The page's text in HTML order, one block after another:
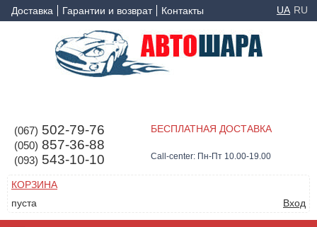
Доставка Гарантии и возврат Контакты UA RU
(067) 502-79-76
(050) 857-36-88
(093) 543-10-10
БЕСПЛАТНАЯ ДОСТАВКА
Call-center: Пн-Пт 10.00-19.00
КОРЗИНА
пуста
Вход